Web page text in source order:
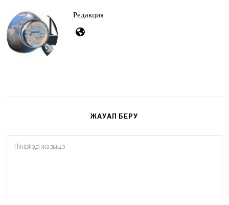
Редакция
ЖАУАП БЕРУ